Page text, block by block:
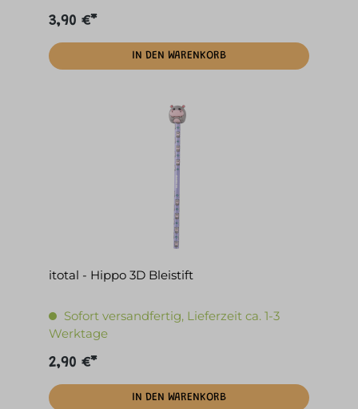
3,90 €*
IN DEN WARENKORB
itotal - Hippo 3D Bleistift
Sofort versandfertig, Lieferzeit ca. 1-3
Werktage
2,90 €*
IN DEN WARENKORB